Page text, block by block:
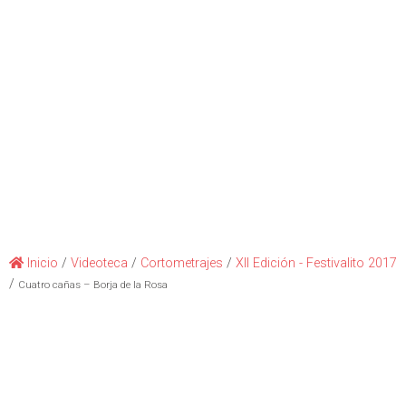
Inicio / Videoteca / Cortometrajes / XII Edición - Festivalito 2017
/ Cuatro cañas – Borja de la Rosa